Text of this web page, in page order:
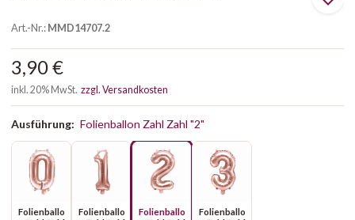
Art.-Nr.:MMD14707.2
3,90 €
inkl. 20% MwSt. zzgl. Versandkosten
Ausführung: Folienballon Zahl Zahl "2"
Folienballo
Folienballo
Folienballo
Folienballo